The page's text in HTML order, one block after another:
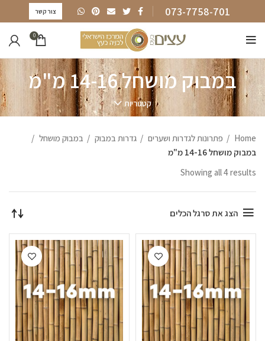
073-7758-701 צור קשר
0
במבוק מושחל 14-16 מ"מ
קטגוריות
Home פתרונות לגדרות ושערים גדרות במבוק
במבוק מושחל
במבוק מושחל 14-16 מ"מ
Showing all 4 results
הצג את סרגל הכלים